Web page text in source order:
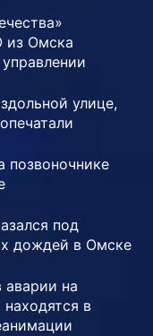
из Омска
улице,
позвоночнике
под
дождей в Омске
на
в